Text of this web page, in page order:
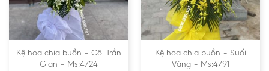
Kệ hoa chia buồn – Cõi Trần
Gian – Ms:4724
Kệ hoa chia buồn – Suối
Vàng – Ms:4791